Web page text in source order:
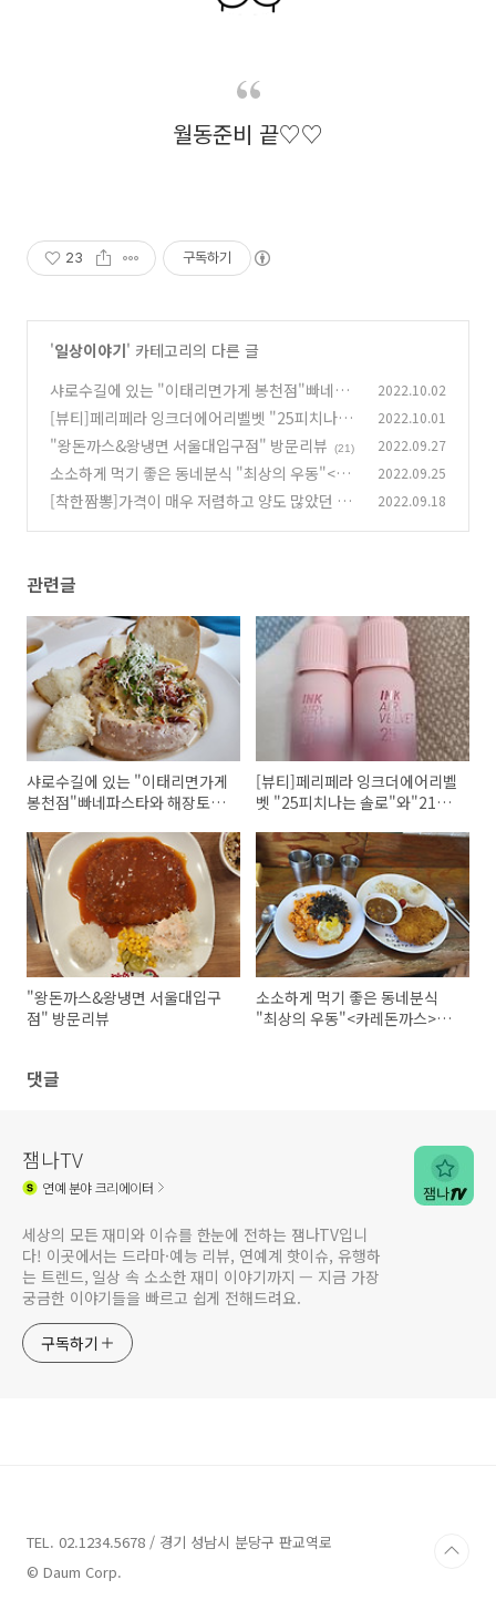
월동준비 끝♡♡
23 구독하기
'일상이야기' 카테고리의 다른 글
샤로수길에 있는 "이태리면가게 봉천점"빠네파
스타와 해장토마토 파스타
(24)
2022.10.02
[뷰티]페리페라 잉크더에어리벨벳 "25피치나는
솔로"와"21물복피치"구매 리뷰
(14)
2022.10.01
"왕돈까스&왕냉면 서울대입구점" 방문리뷰 (21) 2022.09.27
소소하게 먹기 좋은 동네분식 "최상의 우동"<카
레돈까스>와 <스팸김치볶음밥> (15)
2022.09.25
[착한짬뽕]가격이 매우 저렴하고 양도 많았던 남
2022.09.18
관련글
샤로수길에 있는 "이태리면가게
봉천점"빠네파스타와 해장토마
[뷰티]페리페라 잉크더에어리벨
벳 "25피치나는 솔로"와"21물
"왕돈까스&왕냉면 서울대입구
점" 방문리뷰
소소하게 먹기 좋은 동네분식
"최상의 우동"<카레돈까스>와
댓글
잼나TV
연예분야 크리에이터
세상의 모든 재미와 이슈를 한눈에 전하는 잼나TV입니
다! 이곳에서는 드라마·예능 리뷰, 연예계 핫이슈, 유행하
는 트렌드, 일상 속 소소한 재미 이야기까지 — 지금 가장
궁금한 이야기들을 빠르고 쉽게 전해드려요.
구독하기
TEL. 02.1234.5678 / 경기 성남시 분당구 판교역로
© Daum Corp.